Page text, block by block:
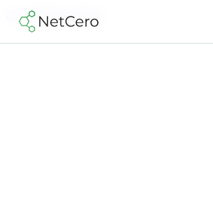
Zum Inhalt springen